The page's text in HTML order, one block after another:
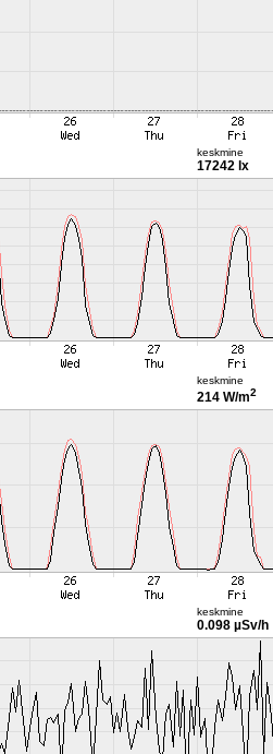
keskmine
17242 lx
keskmine
214 W/m2
keskmine
0.098 µSv/h